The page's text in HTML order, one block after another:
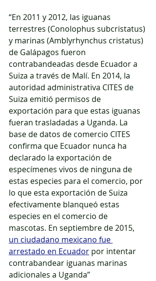
“En 2011 y 2012, las iguanas
terrestres (Conolophus subcristatus)
y marinas (Amblyrhynchus cristatus)
de Galápagos fueron
contrabandeadas desde Ecuador a
Suiza a través de Malí. En 2014, la
autoridad administrativa CITES de
Suiza emitió permisos de
exportación para que estas iguanas
fueran trasladadas a Uganda. La
base de datos de comercio CITES
confirma que Ecuador nunca ha
declarado la exportación de
especímenes vivos de ninguna de
estas especies para el comercio, por
lo que esta exportación de Suiza
efectivamente blanqueó estas
especies en el comercio de
mascotas. En septiembre de 2015,
un ciudadano mexicano fue
arrestado en Ecuador por intentar
contrabandear iguanas marinas
adicionales a Uganda”